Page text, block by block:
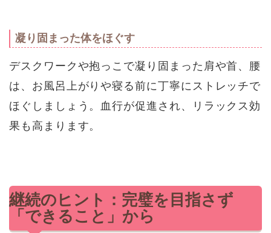
凝り固まった体をほぐす
デスクワークや抱っこで凝り固まった肩や首、腰
は、お風呂上がりや寝る前に丁寧にストレッチで
ほぐしましょう。血行が促進され、リラックス効
果も高まります。
継続のヒント：完璧を目指さず
「できること」から